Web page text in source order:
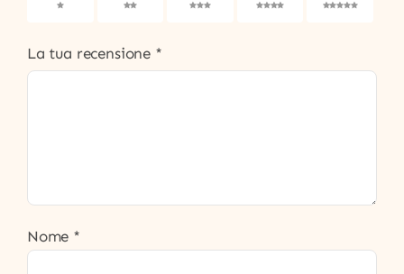
5
La tua recensione *
Nome *